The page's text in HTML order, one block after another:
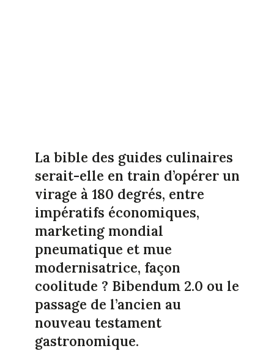
La bible des guides culinaires
serait-elle en train d’opérer un
virage à 180 degrés, entre
impératifs économiques,
marketing mondial
pneumatique et mue
modernisatrice, façon
coolitude ? Bibendum 2.0 ou le
passage de l’ancien au
nouveau testament
gastronomique.